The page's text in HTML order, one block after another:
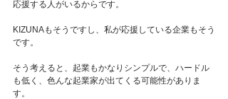
応援する人がいるからです。
KIZUNAもそうですし、私が応援している企業もそう
です。
そう考えると、起業もかなりシンプルで、ハードル
も低く、色んな起業家が出てくる可能性がありま
す。